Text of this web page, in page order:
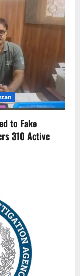
to Fake
310 Active